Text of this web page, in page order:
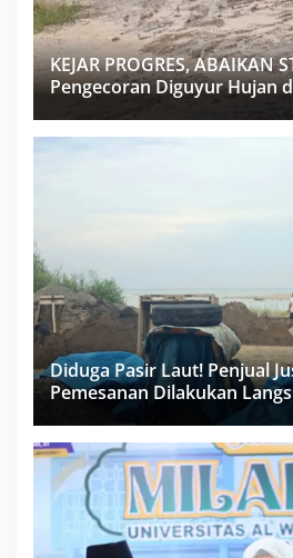
KEJAR PROGRES, ABAIKAN
Pengecoran Diguyur Hujan
Miliar Sukma Nias,
PPK Bungkam
Diduga Pasir Laut! Penjual
Pemesanan Dilakukan